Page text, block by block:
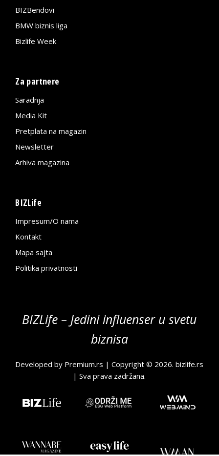
BIZBendovi
BMW biznis liga
Bizlife Week
Za partnere
Saradnja
Media Kit
Pretplata na magazin
Newsletter
Arhiva magazina
BIZLife
Impresum/O nama
Kontakt
Mapa sajta
Politika privatnosti
BIZLife – Jedini influenser u svetu
biznisa
Developed by Premium.rs | Copyright © 2026.bizlife.rs
| Sva prava zadržana.